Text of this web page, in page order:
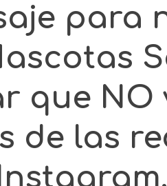
para
que NO
de las